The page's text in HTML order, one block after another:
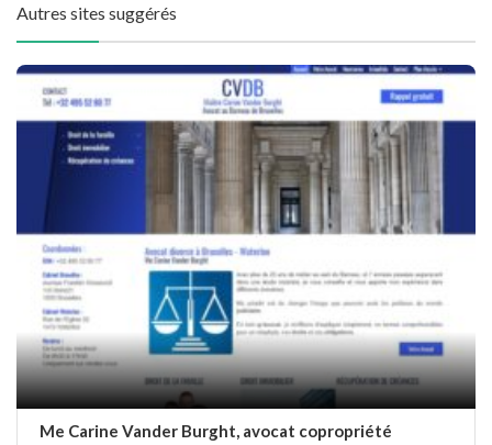
Autres sites suggérés
Me Carine Vander Burght, avocat copropriété